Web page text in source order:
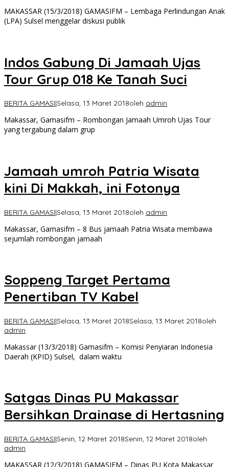
MAKASSAR (15/3/2018) GAMASIFM – Lembaga Perlindungan Anak
(LPA) Sulsel menggelar diskusi publik
Indos Gabung Di Jamaah Ujas
Tour Grup 018 Ke Tanah Suci
BERITA GAMASI|Selasa, 13 Maret 2018oleh admin
Makassar, Gamasifm – Rombongan Jamaah Umroh Ujas Tour
yang tergabung dalam grup
Jamaah umroh Patria Wisata
kini Di Makkah, ini Fotonya
BERITA GAMASI|Selasa, 13 Maret 2018oleh admin
Makassar, Gamasifm – 8 Bus jamaah Patria Wisata membawa
sejumlah rombongan jamaah
Soppeng Target Pertama
Penertiban TV Kabel
BERITA GAMASI|Selasa, 13 Maret 2018Selasa, 13 Maret 2018oleh
admin
Makassar (13/3/2018) Gamasifm – Komisi Penyiaran Indonesia
Daerah (KPID) Sulsel, dalam waktu
Satgas Dinas PU Makassar
Bersihkan Drainase di Hertasning
BERITA GAMASI|Senin, 12 Maret 2018Senin, 12 Maret 2018oleh
admin
MAKASSAR (12/3/2018) GAMASIFM – Dinas PU Kota Makassar